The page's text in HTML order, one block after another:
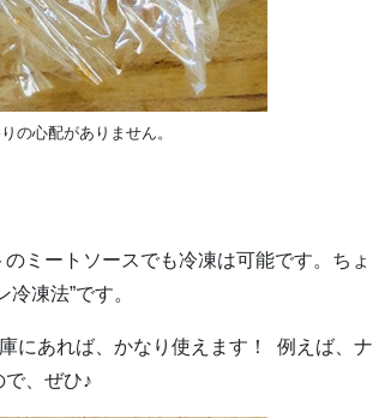
の心配がありません。
ミートソースでも冷凍は可能です。ちょ
凍法”です。
にあれば、かなり使えます！ 例えば、ナ
、ぜひ♪